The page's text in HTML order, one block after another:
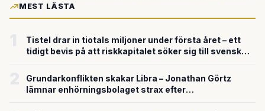
MEST LÄSTA
Tistel drar in tiotals miljoner under första året – ett
tidigt bevis på att riskkapitalet söker sig till svensk
Grundarkonflikten skakar Libra – Jonathan Görtz
lämnar enhörningsbolaget strax efter